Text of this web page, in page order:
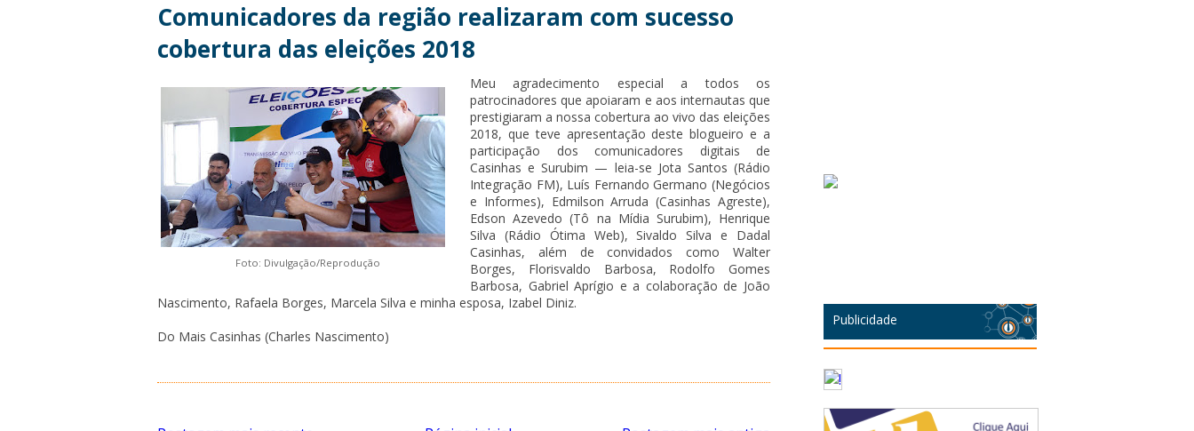
Comunicadores da região realizaram com sucesso
cobertura das eleições 2018
Foto: Divulgação/Reprodução
Meu agradecimento especial a todos os
patrocinadores que apoiaram e aos internautas que
prestigiaram a nossa cobertura ao vivo das eleições
2018, que teve apresentação deste blogueiro e a
participação dos comunicadores digitais de
Casinhas e Surubim — leia-se Jota Santos (Rádio
Integração FM), Luís Fernando Germano (Negócios
e Informes), Edmilson Arruda (Casinhas Agreste),
Edson Azevedo (Tô na Mídia Surubim), Henrique
Silva (Rádio Ótima Web), Sivaldo Silva e Dadal
Casinhas, além de convidados como Walter
Borges, Florisvaldo Barbosa, Rodolfo Gomes
Barbosa, Gabriel Aprígio e a colaboração de João
Nascimento, Rafaela Borges, Marcela Silva e minha esposa, Izabel Diniz.
Do Mais Casinhas (Charles Nascimento)
Publicidade